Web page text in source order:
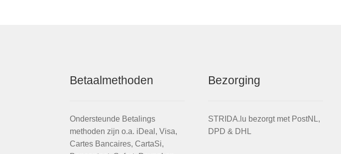
Betaalmethoden
Ondersteunde Betalings
methoden zijn o.a. iDeal, Visa,
Cartes Bancaires, CartaSi,
Bezorging
STRIDA.lu bezorgt met PostNL,
DPD & DHL